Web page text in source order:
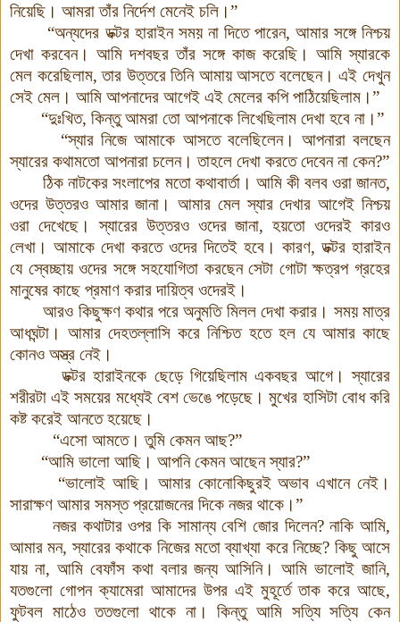
নিয়েছি । আমরা তাঁর নির্দেশ মেনেই চলি।”
“অন্যদের ডক্টর হারাইন সময় না দিতে পারেন, আমার সঙ্গে নিশ্চয়
দেখা করবেন। আমি দশবছর তাঁর সঙ্গে কাজ করেছি । আমি স্যারকে
মেল করেছিলাম,তার উত্তরে তিনি আমায় আসতে বলেছেন। এই দেখুন
সেই মেল । আমি আপনাদের আগেই এই মেলের কপি পাঠিয়েছিলাম ।”
“দুঃখিত, কিন্তু আমরা তো আপনাকে লিখেছিলাম দেখা হবে না ।”
“স্যার নিজে আমাকে আসতে বলেছিলেন। আপনারা বলছেন
স্যারের কথামতো আপনারা চলেন। তাহলে দেখা করতে দেবেন না কেন?”
ঠিক নাটকের সংলাপের মতো কথাবার্তা। আমি কী বলব ওরা জানত,
ওদের উত্তরও আমার জানা । আমার মেল স্যার দেখার আগেই নিশ্চয়
ওরা দেখেছে।
স্যারের উত্তরও ওদের জানা, হয়তো ওদেরই কারও
লেখা। আমাকে দেখা করতে ওদের দিতেই হবে । কারণ, ডক্টর হারাইন
যে স্বেচ্ছায় ওদের সঙ্গে সহযোগিতা করছেন সেটা গোটা ক্ষত্রপ গ্রহের
মানুষের কাছে প্রমাণ করার দায়িত্ব ওদেরই ।
আরও কিছুক্ষণ কথার পরে অনুমতি মিলল দেখা করার । সময় মাত্র
আধঘন্টা । আমার দেহতল্লাসি করে নিশ্চিত হতে হল যে আমার কাছে
কোনও অস্ত্র নেই ।
ডক্টর হারাইনকে ছেড়ে গিয়েছিলাম একবছর আগে। স্যারের
শরীরটা এই সময়ের মধ্যেই বেশ ভেঙে পড়েছে । মুখের হাসিটা বোধ করি
কষ্ট করেই আনতে হয়েছে ।
“এসো আমতে। তুমি কেমন আছ?”
“আমি ভালো আছি । আপনি কেমন আছেন স্যার?”
“ভালোই আছি । আমার কোনোকিছুরই অভাব এখানে নেই ।
সারাক্ষণ আমার সমস্ত প্রয়োজনের দিকে নজর থাকে ।”
নজর কথাটার ওপর কি সামান্য বেশি জোর দিলেন?নাকি আমি,
আমার মন, স্যারের কথাকে নিজের মতো ব্যাখ্যা করে নিচ্ছে? কিছু আসে
যায় না, আমি বেফাঁস কথা বলার জন্য আসিনি। আমি ভালোই জানি,
যতগুলো গোপন ক্যামেরা আমাদের উপর এই মুহূর্তে তাক করে আছে,
ফুটবল মাঠেও ততগুলো থাকে না।কিন্তু আমি সত্যি সত্যি কেন